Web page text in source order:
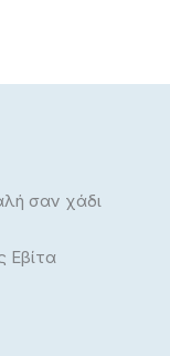
σαν χάδι
Εβίτα